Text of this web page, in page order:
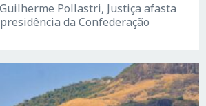
Pollastri, Justiça afasta
da Confederação